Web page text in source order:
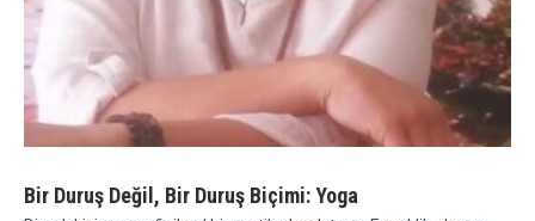
Bir Duruş Değil, Bir Duruş Biçimi: Yoga